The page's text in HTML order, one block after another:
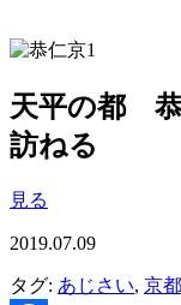
天平の都 恭
訪ねる
見る
2019.07.09
タグ: あじさい, 京都